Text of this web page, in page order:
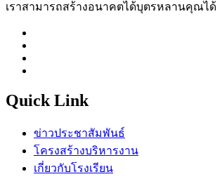
เราสามารถสร้างอนาคตได้บุตรหลานคุณได้
Quick Link
ข่าวประชาสัมพันธ์
โครงสร้างบริหารงาน
เกี่ยวกับโรงเรียน